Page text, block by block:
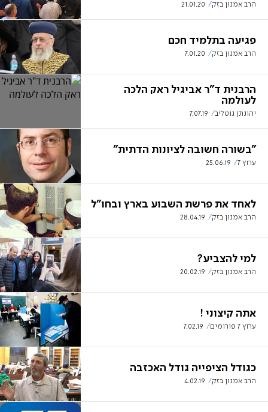
הרב אמנון בזק 21.01.20
פגיעה בתלמיד חכם
הרב אמנון בזק 7.01.20
הרבנית ד"ר אביגיל ראק הלכה
לעולמה
יהונתן גוטליב 7.07.19
"בשורה חשובה לציונות הדתית"
ערוץ 7 25.06.19
לאחד את פרשת השבוע בארץ ובחו"ל
הרב אמנון בזק 28.04.19
למי להצביע?
הרב אמנון בזק 20.02.19
אתה קיצוני !
ערוץ 7 פורומים 7.02.19
כגודל הציפייה גודל האכזבה
הרב אמנון בזק 4.02.19